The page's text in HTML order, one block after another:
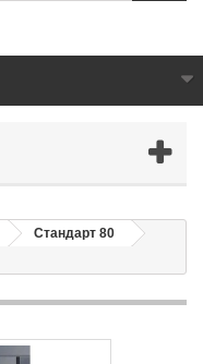
Стандарт 80